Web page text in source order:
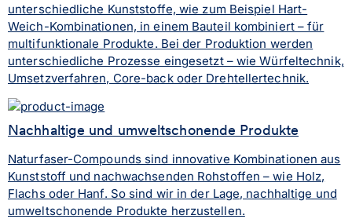
unterschiedliche Kunststoffe, wie zum Beispiel Hart-
Weich-Kombinationen, in einem Bauteil kombiniert – für
multifunktionale Produkte. Bei der Produktion werden
unterschiedliche Prozesse eingesetzt – wie Würfeltechnik,
Umsetzverfahren, Core-back oder Drehtellertechnik.
Nachhaltige und umweltschonende Produkte
Naturfaser-Compounds sind innovative Kombinationen aus
Kunststoff und nachwachsenden Rohstoffen – wie Holz,
Flachs oder Hanf. So sind wir in der Lage, nachhaltige und
umweltschonende Produkte herzustellen.